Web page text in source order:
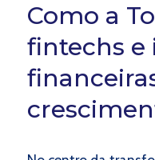
Como a
fintechs e